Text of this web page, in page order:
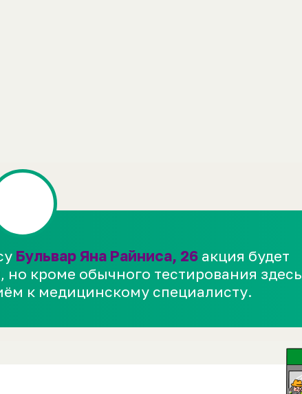
Бульвар Яна Райниса, 26 акция будет
но кроме обычного тестирования здесь
к медицинскому специалисту.
сообщества»
провести любое доброе
или эко-мероприятие